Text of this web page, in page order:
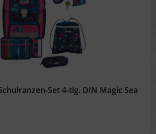
Set 4-tlg. DIN Magic Sea